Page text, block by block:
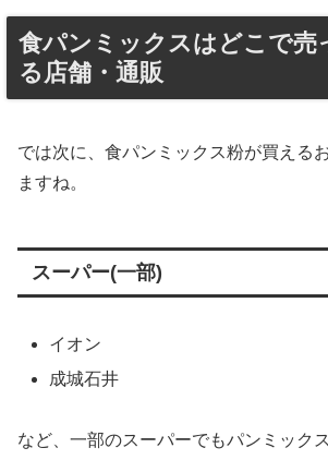
食パンミックスはどこで売
る店舗・通販
では次に、食パンミックス粉が買える
ますね。
スーパー(一部)
イオン
成城石井
など、一部のスーパーでもパンミック